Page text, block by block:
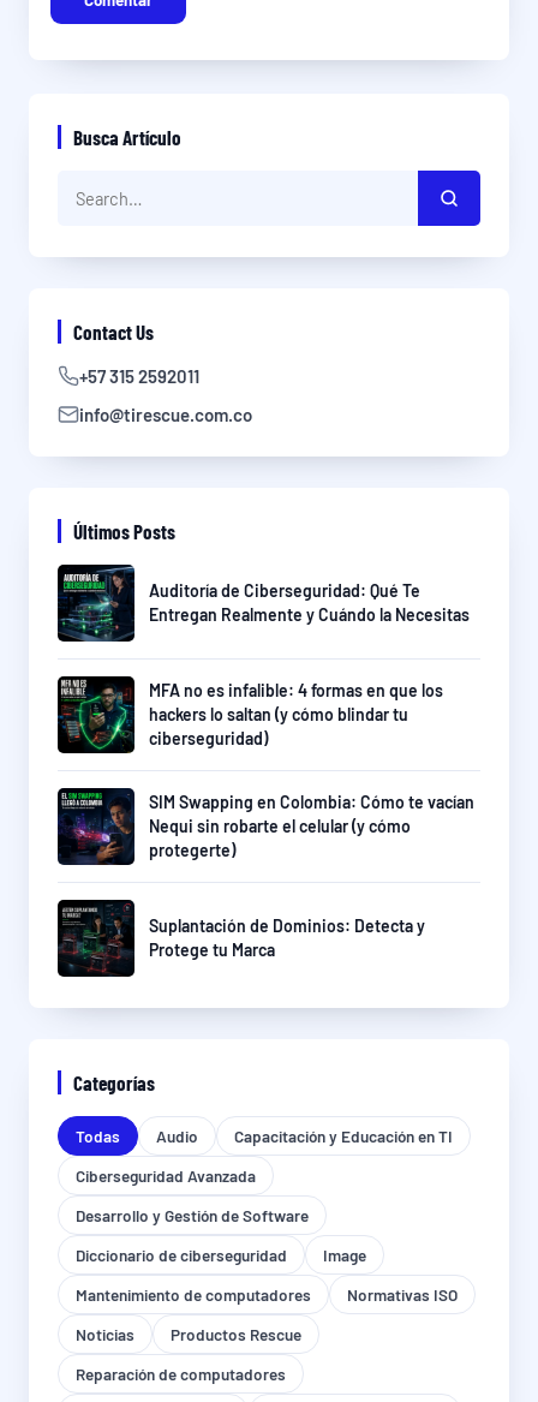
Busca Artículo
Contact Us
+57 315 2592011
info@tirescue.com.co
Últimos Posts
Auditoría de Ciberseguridad: Qué Te
Entregan Realmente y Cuándo la Necesitas
MFA no es infalible: 4 formas en que los
hackers lo saltan (y cómo blindar tu
ciberseguridad)
SIM Swapping en Colombia: Cómo te vacían
Nequi sin robarte el celular (y cómo
protegerte)
Suplantación de Dominios: Detecta y
Protege tu Marca
Categorías
Todas Audio
Capacitación y Educación en TI
Ciberseguridad Avanzada
Desarrollo y Gestión de Software
Diccionario de ciberseguridad
Image
Mantenimiento de computadores
Normativas ISO
Noticias
Productos Rescue
Reparación de computadores